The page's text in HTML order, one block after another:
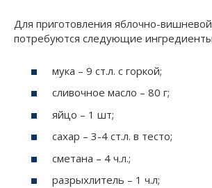
Для приготовления яблочно-
потребуются следующие
мука – 9 ст.л. с горкой;
сливочное масло – 80 г;
яйцо – 1 шт;
сахар – 3-4 ст.л. в тесто;
сметана – 4 ч.л.;
разрыхлитель – 1 ч.л;